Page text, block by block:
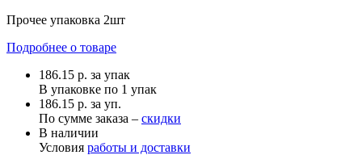
Прочее упаковка 2шт
Подробнее о товаре
186.15 р. за упак
В упаковке по 1 упак
186.15 р. за уп.
По сумме заказа – скидки
В наличии
Условия работы и доставки